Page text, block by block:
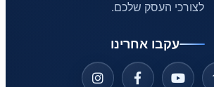
לצורכי העסק שלכם.
עקבו אחרינו